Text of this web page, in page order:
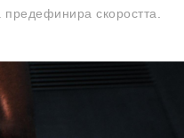
скоростта.